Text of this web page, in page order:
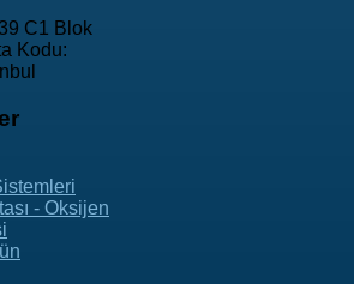
C1 Blok
Kodu:
- Oksijen